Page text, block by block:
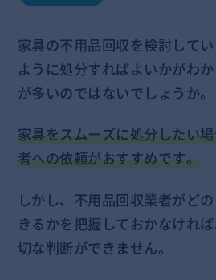
家具の不用品回収を検討して
ように処分すればよいかがわ
が多いのではないでしょうか。
家具をスムーズに処分したい
者への依頼がおすすめです。
しかし、不用品回収業者がど
きるかを把握しておかなけれ
切な判断ができません。